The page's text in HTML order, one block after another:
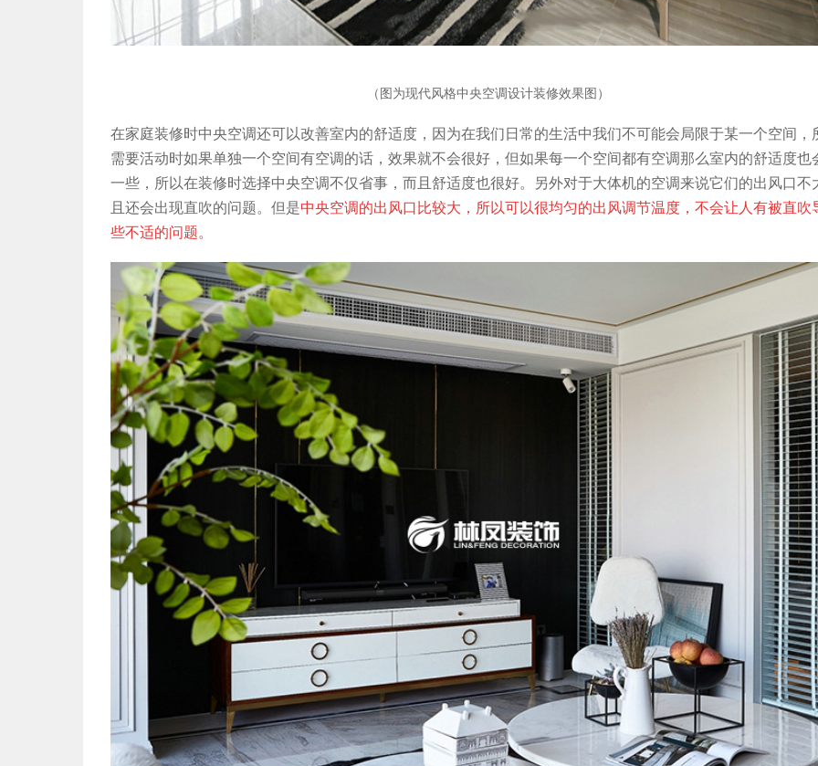
（图为现代风格中央空调设计装修效果图）
在家庭装修时中央空调还可以改善室内的舒适度，因为在我们日常的生活中我们不可能会局限于某一个空间，
需要活动时如果单独一个空间有空调的话，效果就不会很好，但如果每一个空间都有空调那么室内的舒适度也
一些，所以在装修时选择中央空调不仅省事，而且舒适度也很好。另外对于大体机的空调来说它们的出风口不
且还会出现直吹的问题。但是中央空调的出风口比较大，所以可以很均匀的出风调节温度，不会让人有被直吹
些不适的问题。